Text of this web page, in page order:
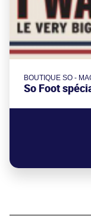
BOUTIQUE SO -
So Foot